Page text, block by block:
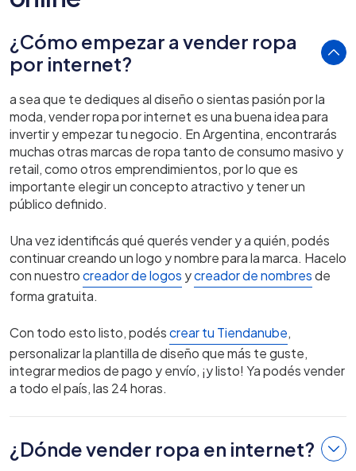
¿Cómo empezar a vender ropa
por internet?
a sea que te dediques al diseño o sientas pasión por la
moda, vender ropa por internet es una buena idea para
invertir y empezar tu negocio. En Argentina, encontrarás
muchas otras marcas de ropa tanto de consumo masivo y
retail, como otros emprendimientos, por lo que es
importante elegir un concepto atractivo y tener un
público definido.
Una vez identificás qué querés vender y a quién, podés
continuar creando un logo y nombre para la marca. Hacelo
con nuestrocreador de logos ycreador de nombresde
forma gratuita.
Con todo esto listo, podéscrear tu Tiendanube,
personalizar la plantilla de diseño que más te guste,
integrar medios de pago y envío, ¡y listo! Ya podés vender
a todo el país, las 24 horas.
¿Dónde vender ropa en internet?